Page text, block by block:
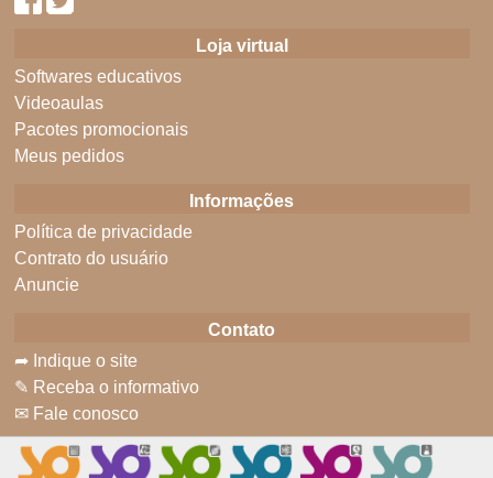
Loja virtual
Softwares educativos
Videoaulas
Pacotes promocionais
Meus pedidos
Informações
Política de privacidade
Contrato do usuário
Anuncie
Contato
➦ Indique o site
✎ Receba o informativo
✉ Fale conosco